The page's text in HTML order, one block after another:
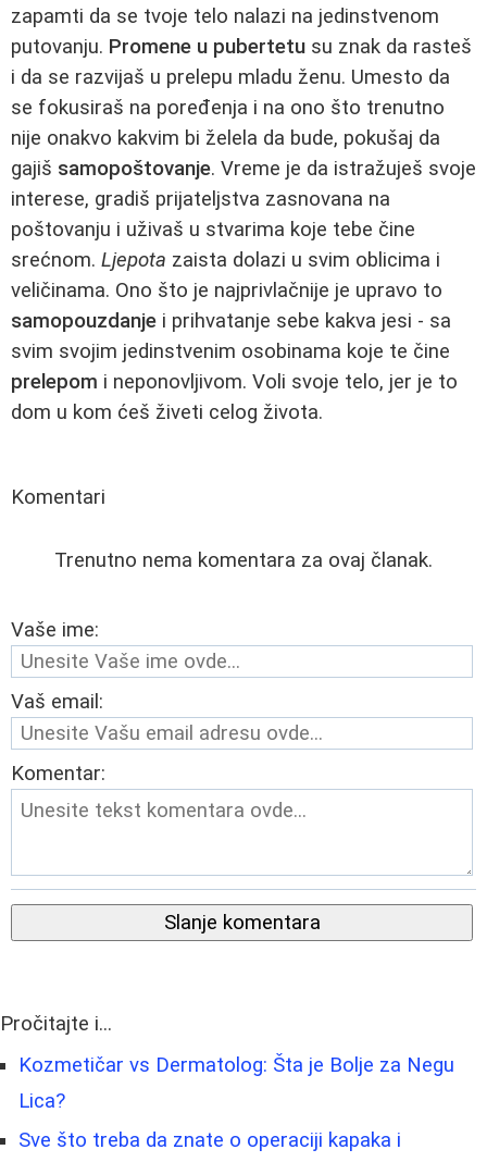
zapamti da se tvoje telo nalazi na jedinstvenom
putovanju. Promene u pubertetu su znak da rasteš
i da se razvijaš u prelepu mladu ženu. Umesto da
se fokusiraš na poređenja i na ono što trenutno
nije onakvo kakvim bi želela da bude, pokušaj da
gajiš samopoštovanje. Vreme je da istražuješ svoje
interese, gradiš prijateljstva zasnovana na
poštovanju i uživaš u stvarima koje tebe čine
srećnom. Ljepota zaista dolazi u svim oblicima i
veličinama. Ono što je najprivlačnije je upravo to
samopouzdanje i prihvatanje sebe kakva jesi - sa
svim svojim jedinstvenim osobinama koje te čine
prelepom i neponovljivom. Voli svoje telo, jer je to
dom u kom ćeš živeti celog života.
Komentari
Trenutno nema komentara za ovaj članak.
Vaše ime:
Vaš email:
Komentar:
Slanje komentara
Pročitajte i...
Kozmetičar vs Dermatolog: Šta je Bolje za Negu
Lica?
Sve što treba da znate o operaciji kapaka i